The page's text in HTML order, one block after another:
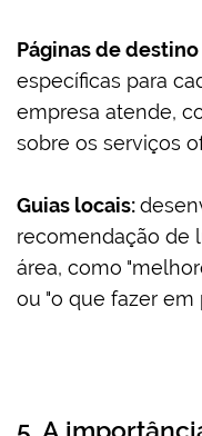
Páginas de
específicas para
empresa atende,
sobre os serviços
Guias locais:
recomendação de
área, como
ou "o que fazer em